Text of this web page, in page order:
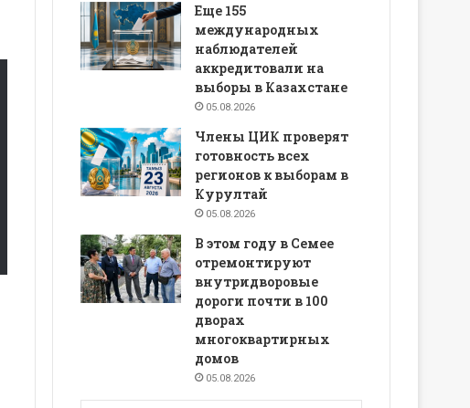
Еще 155
международных
наблюдателей
аккредитовали на
выборы в Казахстане
05.08.2026
Члены ЦИК проверят
готовность всех
регионов к выборам в
Курултай
05.08.2026
В этом году в Семее
отремонтируют
внутридворовые
дороги почти в 100
дворах
многоквартирных
домов
05.08.2026